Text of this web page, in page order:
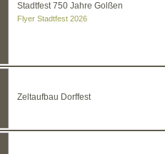
Stadtfest 750 Jahre Golßen
Flyer Stadtfest 2026
Zeltaufbau Dorffest